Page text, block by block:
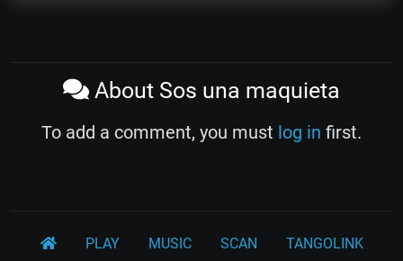
About Sos una maquieta
To add a comment, you must log in first.
PLAY MUSIC SCAN TANGOLINK